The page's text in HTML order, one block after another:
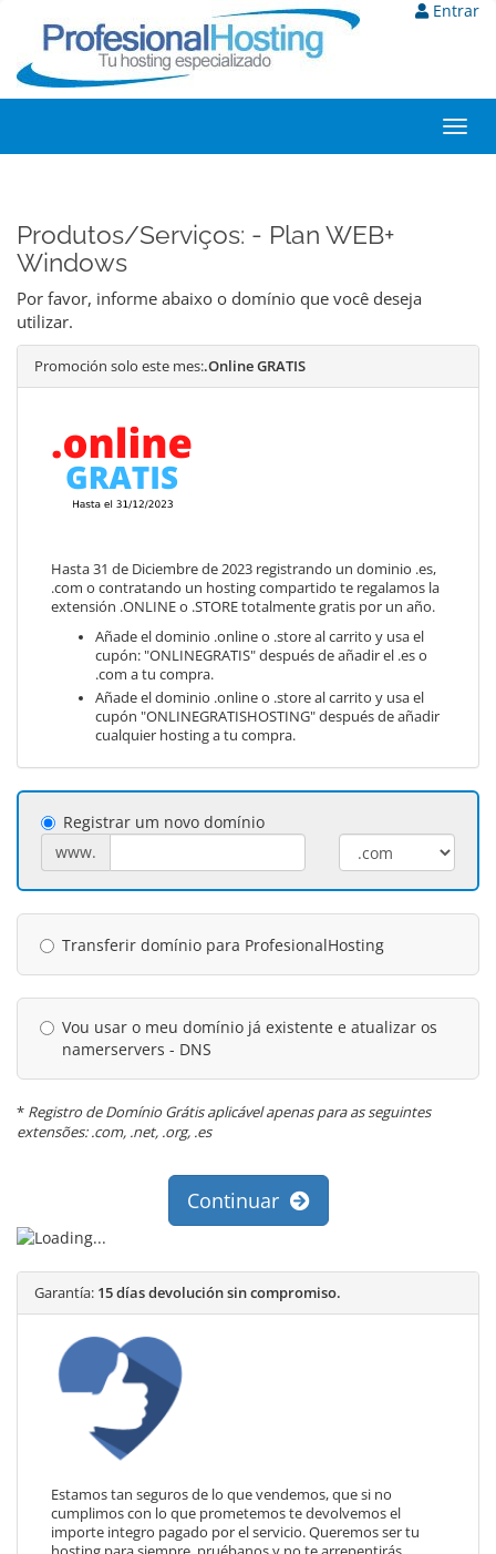
Entrar
Produtos/Serviços: - Plan WEB+
Windows
Por favor, informe abaixo o domínio que você deseja
utilizar.
Promoción solo este mes:.Online GRATIS
Hasta 31 de Diciembre de 2023 registrando un dominio .es,
.com o contratando un hosting compartido te regalamos la
extensión .ONLINE o .STORE totalmente gratis por un año.
Añade el dominio .online o .store al carrito y usa el
cupón: "ONLINEGRATIS" después de añadir el .es o
.com a tu compra.
Añade el dominio .online o .store al carrito y usa el
cupón "ONLINEGRATISHOSTING" después de añadir
cualquier hosting a tu compra.
Registrar um novo domínio
www.
Transferir domínio para ProfesionalHosting
Vou usar o meu domínio já existente e atualizar os
namerservers - DNS
* Registro de Domínio Grátis aplicável apenas para as seguintes
extensões: .com, .net, .org, .es
Continuar
Garantía: 15 días devolución sin compromiso.
Estamos tan seguros de lo que vendemos, que si no
cumplimos con lo que prometemos te devolvemos el
importe integro pagado por el servicio. Queremos ser tu